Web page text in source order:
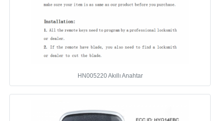
Hakkımızda
Fabrika turu
HN005220 Akıllı Anahtar